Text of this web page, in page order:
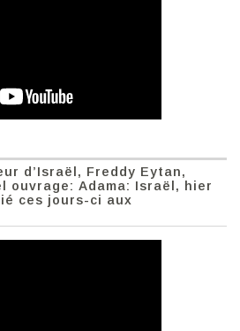
d’Israël, Freddy Eytan,
ouvrage: Adama: Israël, hier
ces jours-ci aux